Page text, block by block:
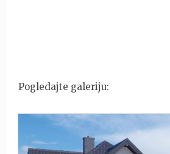
Pogledajte galeriju: